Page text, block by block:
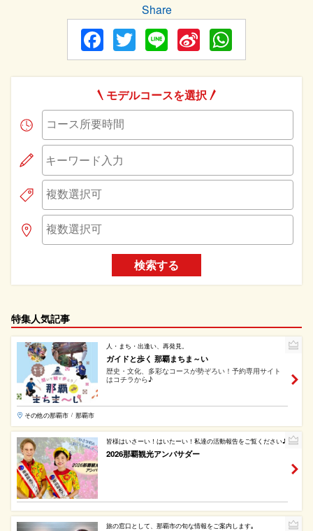
Share
Facebook
Twitter
LineSina
Weibo
モデルコースを選択
検索する
特集人気記事
人・まち・出逢い、再発見。
ガイドと歩く 那覇まちま～い
歴史・文化、多彩なコースが勢ぞろい！予約専用サイト
はコチラから♪
その他の那覇市 / 那覇市
皆様はいさーい！はいたーい！私達の活動報告をご覧ください♪
2026那覇観光アンバサダー
旅の窓口として、那覇市の旬な情報をご案内します｡